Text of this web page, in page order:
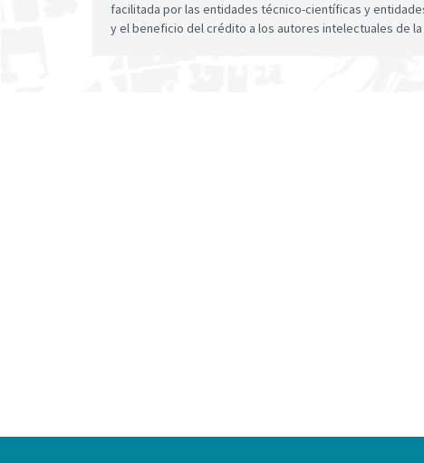
facilitada por las entidades técnico-científicas y
y el beneficio del crédito a los autores intelectuales de